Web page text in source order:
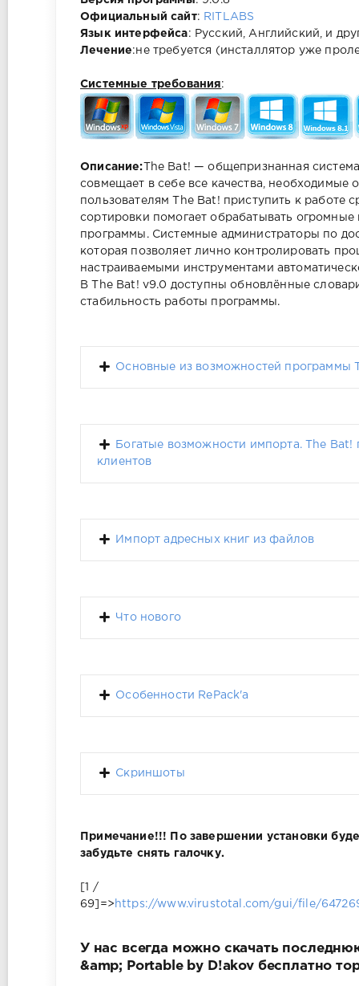
Официальный сайт: RITLABS
Язык интерфейса: Русский, Английский, и
Лечение:не требуется (инсталлятор уже
Системные требования:
Описание: The Bat! — общепризнанная
совмещает в себе все качества,
пользователям The Bat! приступить к работе
сортировки помогает обрабатывать
программы. Системные администраторы по
которая позволяет лично контролировать
настраиваемыми инструментами
В The Bat! v9.0 доступны обновлённые
стабильность работы программы.
Основные из возможностей программы
Богатые возможности импорта. The
клиентов
Импорт адресных книг из файлов
Что нового
Особенности RePack'a
Скриншоты
Примечание!!! По завершении установки
забудьте снять галочку.
[1 /
69]=> https://www.virustotal.com/gui/file/
У нас всегда можно скачать
&amp; Portable by D!akov бесплатно